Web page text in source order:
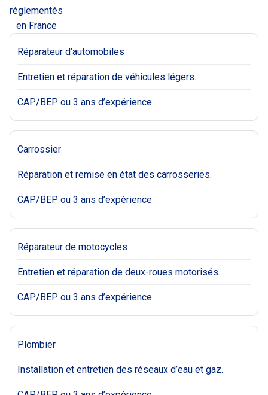
réglementés
en France
Réparateur d’automobiles
Entretien et réparation de véhicules légers.
CAP/BEP ou 3 ans d’expérience
Carrossier
Réparation et remise en état des carrosseries.
CAP/BEP ou 3 ans d’expérience
Réparateur de motocycles
Entretien et réparation de deux-roues motorisés.
CAP/BEP ou 3 ans d’expérience
Plombier
Installation et entretien des réseaux d’eau et gaz.